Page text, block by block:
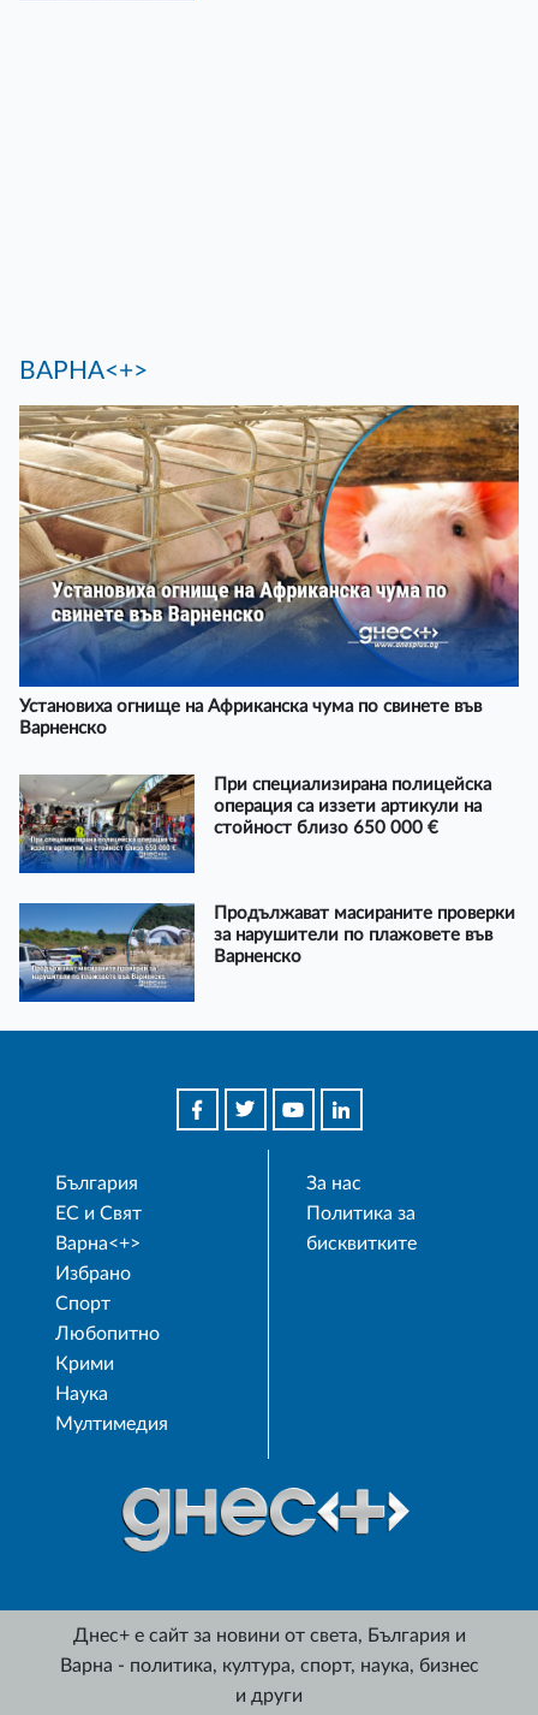
ВАРНА<+>
Установиха огнище на Африканска чума по свинете във
Варненско
При специализирана полицейска
операция са иззети артикули на
стойност близо 650 000 €
Продължават масираните проверки
за нарушители по плажовете във
Варненско
България
ЕС и Свят
Варна<+>
Избрано
Спорт
Любопитно
Крими
Наука
Мултимедия
За нас
Политика за
бисквитките
Днес+ е сайт за новини от света, България и
Варна - политика, култура, спорт, наука, бизнес
и други